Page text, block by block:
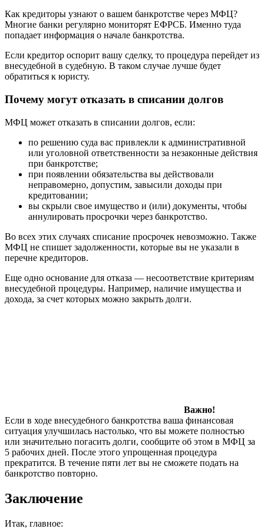
Как кредиторы узнают о вашем банкротстве через МФЦ?
Многие банки регулярно мониторят ЕФРСБ. Именно туда
попадает информация о начале банкротства.
Если кредитор оспорит вашу сделку, то процедура перейдет из
внесудебной в судебную. В таком случае лучше будет
обратиться к юристу.
Почему могут отказать в списании долгов
МФЦ может отказать в списании долгов, если:
по решению суда вас привлекли к административной
или уголовной ответственности за незаконные действия
при банкротстве;
при появлении обязательства вы действовали
неправомерно, допустим, завысили доходы при
кредитовании;
вы скрыли свое имущество и (или) документы, чтобы
аннулировать просрочки через банкротство.
Во всех этих случаях списание просрочек невозможно. Также
МФЦ не спишет задолженности, которые вы не указали в
перечне кредиторов.
Еще одно основание для отказа — несоответствие критериям
внесудебной процедуры. Например, наличие имущества и
дохода, за счет которых можно закрыть долги.
Важно!
Если в ходе внесудебного банкротства ваша финансовая
ситуация улучшилась настолько, что вы можете полностью
или значительно погасить долги, сообщите об этом в МФЦ за
5 рабочих дней. После этого упрощенная процедура
прекратится. В течение пяти лет вы не сможете подать на
банкротство повторно.
Заключение
Итак, главное: